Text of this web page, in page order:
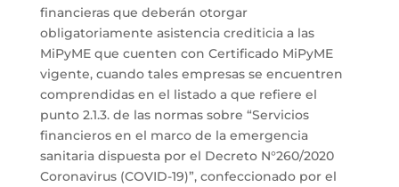
financieras que deberán otorgar
obligatoriamente asistencia crediticia a las
MiPyME que cuenten con Certificado MiPyME
vigente, cuando tales empresas se encuentren
comprendidas en el listado a que refiere el
punto 2.1.3. de las normas sobre “Servicios
financieros en el marco de la emergencia
sanitaria dispuesta por el Decreto N°260/2020
Coronavirus (COVID-19)”, confeccionado por el